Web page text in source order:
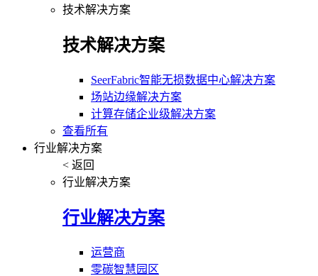
技术解决方案
技术解决方案
SeerFabric智能无损数据中心解决方案
场站边缘解决方案
计算存储企业级解决方案
查看所有
行业解决方案
< 返回
行业解决方案
行业解决方案
运营商
零碳智慧园区